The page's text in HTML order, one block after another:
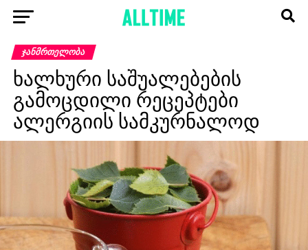
ᲯᲐᲜᲛᲠᲗᲔᲚᲝᲑᲐ
ხალხური საშუალებების
გამოცდილი რეცეპტები
ალერგიის სამკურნალოდ